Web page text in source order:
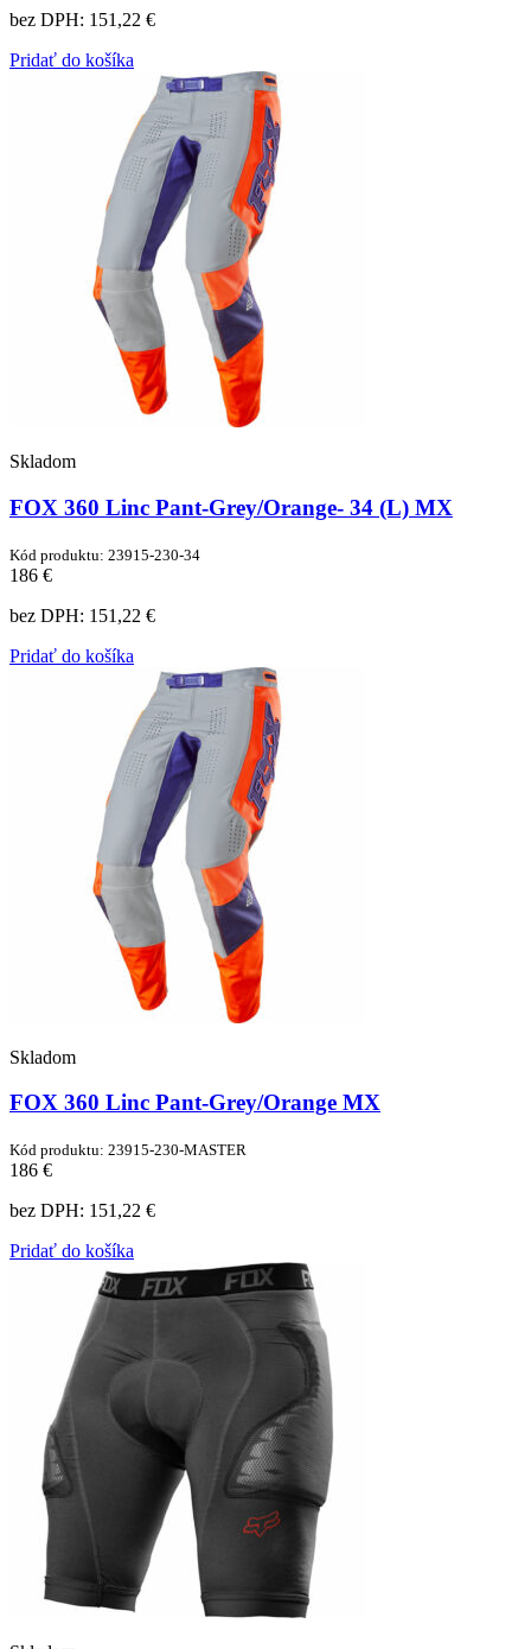
bez DPH: 151,22 €
Pridať do košíka
Skladom
FOX 360 Linc Pant-Grey/Orange- 34 (L) MX
Kód produktu: 23915-230-34
186 €
bez DPH: 151,22 €
Pridať do košíka
Skladom
FOX 360 Linc Pant-Grey/Orange MX
Kód produktu: 23915-230-MASTER
186 €
bez DPH: 151,22 €
Pridať do košíka